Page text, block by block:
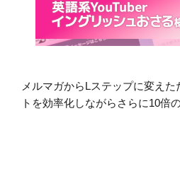
メルマガからLステップに変え
トを効率化しながらさらに10倍